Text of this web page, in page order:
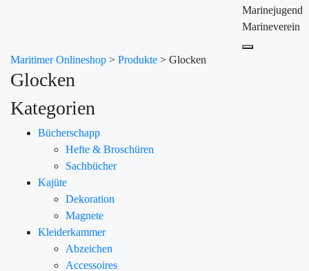
Marinejugend
Marineverein
Maritimer Onlineshop > Produkte > Glocken
Glocken
Kategorien
Bücherschapp
Hefte & Broschüren
Sachbücher
Kajüte
Dekoration
Magnete
Kleiderkammer
Abzeichen
Accessoires